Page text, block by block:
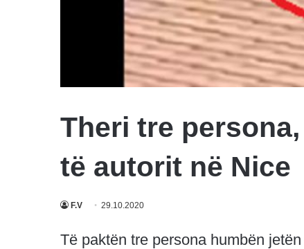
Theri tre
të autorit në Nice
F.V 29.10.2020
Të paktën tre persona humbën